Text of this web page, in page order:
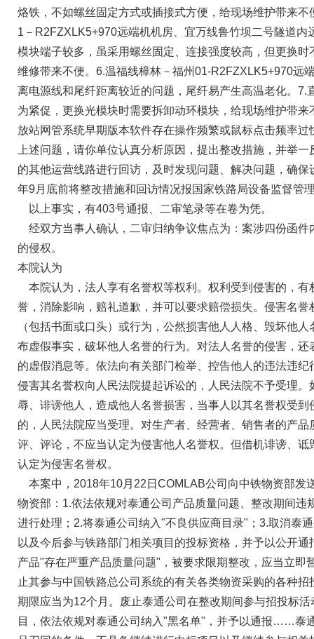
烙铁，不如螺丝固定方式或插接式方便，给现场维护带来不
1－R2FZXLK5+970远端机机房、宜万线鲁竹坝二号隧道内
模块端子较多，虽采用螺丝固定、连接强度较高，但更换时
维修带来不便。6.温福线樟林－福州01-R2FZXLK5+970远
离电源线和尾纤距离较近的问题，尾纤易产生高温老化。7.
为紧促，更换光模块时需要拆卸动环模块，给现场维护带来
放站网管系统早期版本软件存在操作频繁或鼠标点击频率
上述问题，请你单位认真分析原因，提出整改措施，并举
的其他运营线路进行回访，及时发现问题、解决问题，确
年9月底前将整改措施和回访情况报国家铁路局设备监督管
以上事实，有403号通报、二审笔录等在卷为凭。
经双方当事人确认，二审归纳争议焦点为：案涉四份函件
的侵权。
本院认为
本院认为，法人享有名誉权等权利。权利受到侵害的，有
誉，消除影响，赔礼道歉，并可以要求赔偿损失。侵害名誉
（包括书面或口头）或行为，公然损害他人人格、毁坏他
布虚假事实，破坏他人名誉的行为。对法人名誉的侵害，还
的虚假消息等。依法向有关部门检举、控告他人的违法违
侵害其名誉权向人民法院提起诉讼的，人民法院不予受理。
辱、诽谤他人，造成他人名誉损害，当事人以其名誉权受
的，人民法院应当受理。对生产者、经营者、销售者的产
评、评论，不应当认定为侵害他人名誉权。但借机诽谤、诋
认定为侵害名誉权。
本案中，2018年10月22日COMLAB公司向中铁物资部发
物资部：1.依法依规对泰通公司产品质量问题、整改期间违
进行处理；2.将泰通公司纳入"不良供应商目录"；3.取消泰
以及今后参与铁路部门相关项目的投标资格，并予以公开
产品"存在严重产品质量问题"，被要求限期整改，应当立即
止其参与中国铁路总公司系统的有关各类物资采购的各种
期限应当为12个月。废止泰通公司在整改期间参与招投标
目，依法依规对泰通公司纳入"黑名单"，并予以通报……泰